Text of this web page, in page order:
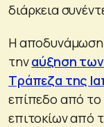
διάρκεια
Η αποδυνάμωση
τηναύξηση
Τράπεζα της
επίπεδο από
επιτοκίων από